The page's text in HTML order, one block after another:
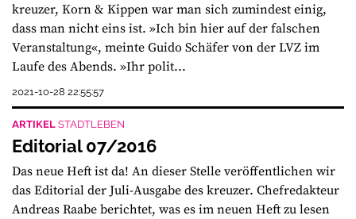
kreuzer, Korn & Kippen war man sich zumindest einig,
dass man nicht eins ist. »Ich bin hier auf der falschen
Veranstaltung«, meinte Guido Schäfer von der LVZ im
Laufe des Abends. »Ihr polit...
2021-10-28 22:55:57
ARTIKEL STADTLEBEN
Editorial 07/2016
Das neue Heft ist da! An dieser Stelle veröffentlichen wir
das Editorial der Juli-Ausgabe des kreuzer. Chefredakteur
Andreas Raabe berichtet, was es im neuen Heft zu lesen